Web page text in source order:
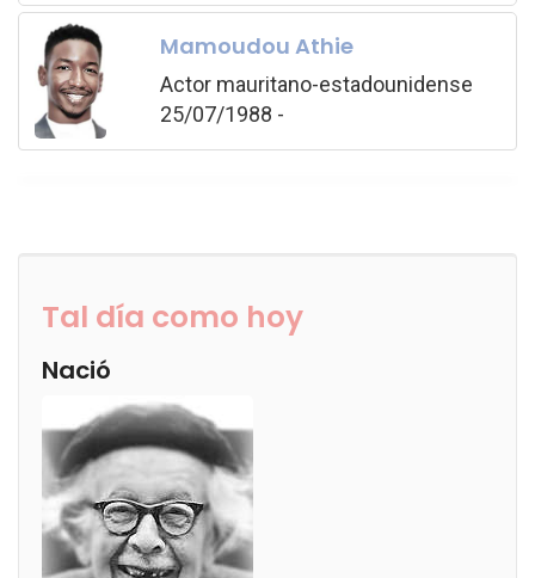
Mamoudou Athie
Actor mauritano-estadounidense
25/07/1988 -
Tal día como hoy
Nació